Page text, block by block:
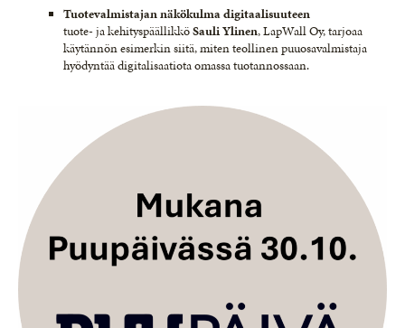
Tuotevalmistajan näkökulma digitaalisuuteen
tuote- ja kehityspäällikköSauli Ylinen, LapWall Oy, tarjoaa
käytännön esimerkin siitä, miten teollinen puuosavalmistaja
hyödyntää digitalisaatiota omassa tuotannossaan.